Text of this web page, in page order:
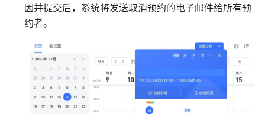
因并提交后，系统将发送取消预约的电子邮件给所有预
约者。